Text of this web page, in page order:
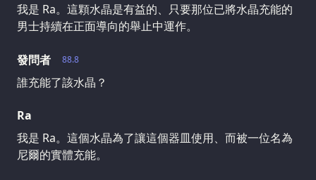
我是 Ra。這顆水晶是有益的、只要那位已將水晶充能的
男士持續在正面導向的舉止中運作。
88.8
發問者
誰充能了該水晶？
Ra
我是 Ra。這個水晶為了讓這個器皿使用、而被一位名為
尼爾的實體充能。